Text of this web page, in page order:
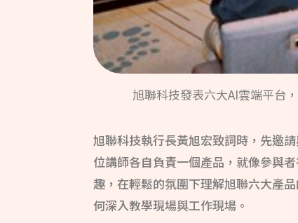
旭聯科技發表六大AI雲端平台
旭聯科技執行長黃旭宏致詞時，先邀
位講師各自負責一個產品，就像參與
趣，在輕鬆的氛圍下理解旭聯六大產
何深入教學現場與工作現場。